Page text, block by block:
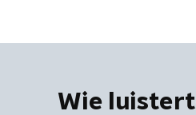
Wie luistert